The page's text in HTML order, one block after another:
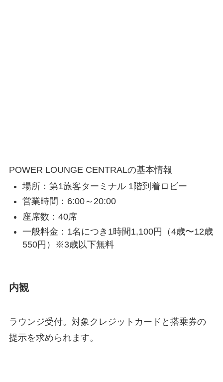
POWER LOUNGE CENTRALの基本情報
場所：第1旅客ターミナル 1階到着ロビー
営業時間：6:00～20:00
座席数：40席
一般料金：1名につき1時間1,100円（4歳〜12歳
550円）※3歳以下無料
内観
ラウンジ受付。対象クレジットカードと搭乗券の
提示を求められます。